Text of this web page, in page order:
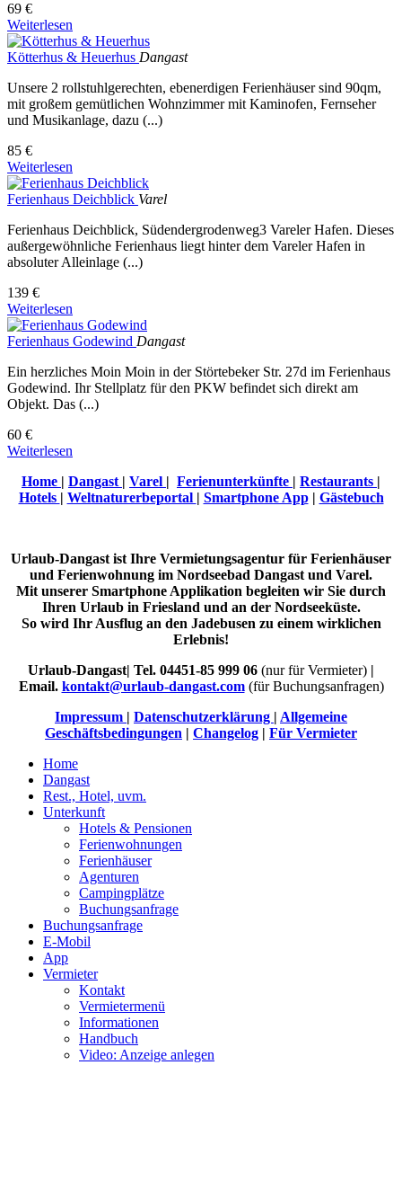
69 €
Weiterlesen
Kötterhus & Heuerhus Dangast
Unsere 2 rollstuhlgerechten, ebenerdigen Ferienhäuser sind 90qm,
mit großem gemütlichen Wohnzimmer mit Kaminofen, Fernseher
und Musikanlage, dazu (...)
85 €
Weiterlesen
Ferienhaus Deichblick Varel
Ferienhaus Deichblick, Südendergrodenweg3 Vareler Hafen. Dieses
außergewöhnliche Ferienhaus liegt hinter dem Vareler Hafen in
absoluter Alleinlage (...)
139 €
Weiterlesen
Ferienhaus Godewind Dangast
Ein herzliches Moin Moin in der Störtebeker Str. 27d im Ferienhaus
Godewind. Ihr Stellplatz für den PKW befindet sich direkt am
Objekt. Das (...)
60 €
Weiterlesen
Home | Dangast | Varel | Ferienunterkünfte | Restaurants |
Hotels | Weltnaturerbeportal | Smartphone App| Gästebuch
Urlaub-Dangast ist Ihre Vermietungsagentur für Ferienhäuser
und Ferienwohnung im Nordseebad Dangast und Varel.
Mit unserer Smartphone Applikation begleiten wir Sie durch
Ihren Urlaub in Friesland und an der Nordseeküste.
So wird Ihr Ausflug an den Jadebusen zu einem wirklichen
Erlebnis!
Urlaub-Dangast| Tel. 04451-85 999 06 (nur für Vermieter) |
Email. kontakt@urlaub-dangast.com (für Buchungsanfragen)
Impressum | Datenschutzerklärung | Allgemeine
Geschäftsbedingungen | Changelog | Für Vermieter
Home
Dangast
Rest., Hotel, uvm.
Unterkunft
Hotels & Pensionen
Ferienwohnungen
Ferienhäuser
Agenturen
Campingplätze
Buchungsanfrage
Buchungsanfrage
E-Mobil
App
Vermieter
Kontakt
Vermietermenü
Informationen
Handbuch
Video: Anzeige anlegen